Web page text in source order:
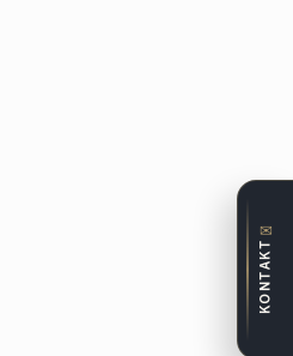
✉
KONTAKT